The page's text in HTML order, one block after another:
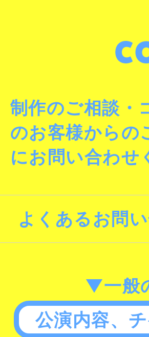
制作のご相談・
のお客様からの
にお問い合わせ
よくあるお問
▼一般
公演内容、